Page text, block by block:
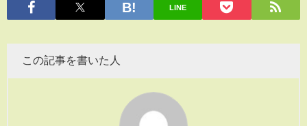
LINE
この記事を書いた人